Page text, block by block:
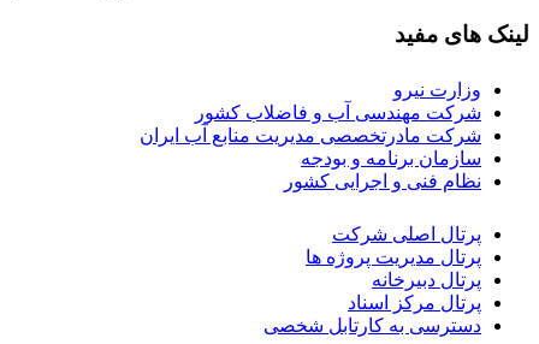
لینک های مفید
وزارت نیرو
شرکت مهندسی آب و فاضلاب کشور
شرکت مادرتخصصی مدیریت منابع آب ایران
سازمان برنامه و بودجه
نظام فنی و اجرایی کشور
پرتال اصلی شرکت
پرتال مدیریت پروژه ها
پرتال دبیرخانه
پرتال مرکز اسناد
دسترسی به کارتابل شخصی